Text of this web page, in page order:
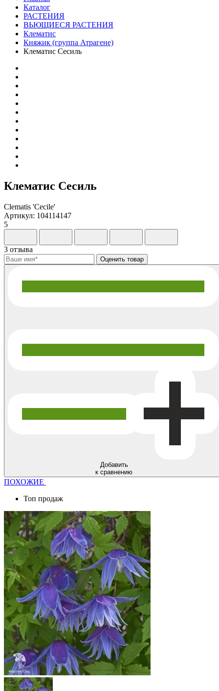
Каталог
РАСТЕНИЯ
ВЬЮЩИЕСЯ РАСТЕНИЯ
Клематис
Княжик (группа Атрагене)
Клематис Сесиль
Клематис Сесиль
Clematis 'Cecile'
Артикул: 104114147
5
3 отзыва
Добавить
к сравнению
ПОХОЖИЕ
Топ продаж